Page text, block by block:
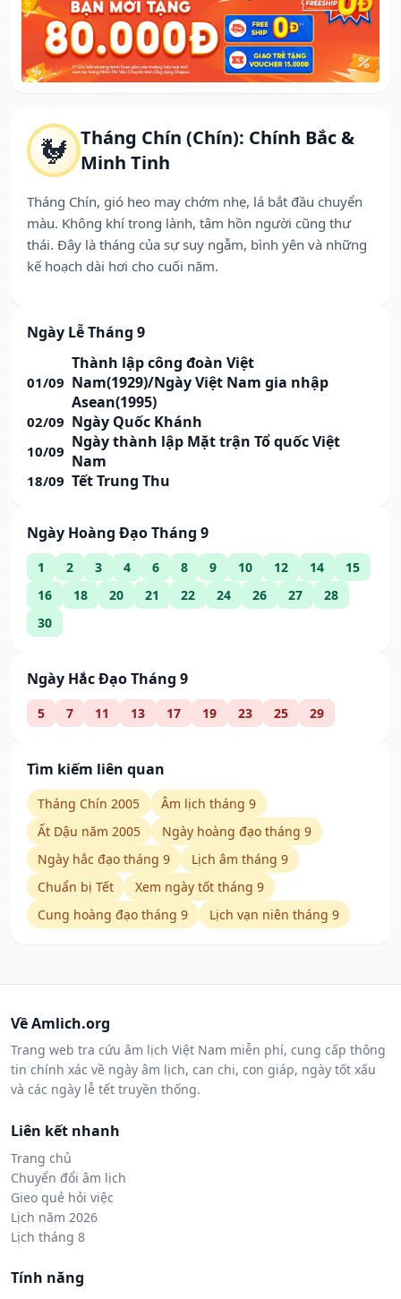
🐓 Tháng Chín (Chín): Chính Bắc &
Minh Tinh
Tháng Chín, gió heo may chớm nhẹ, lá bắt đầu chuyển
màu. Không khí trong lành, tâm hồn người cũng thư
thái. Đây là tháng của sự suy ngẫm, bình yên và những
kế hoạch dài hơi cho cuối năm.
Ngày Lễ Tháng 9
01/09
Thành lập công đoàn Việt
Nam(1929)/Ngày Việt Nam gia nhập
Asean(1995)
02/09 Ngày Quốc Khánh
10/09 Ngày thành lập Mặt trận Tổ quốc Việt
Nam
18/09 Tết Trung Thu
Ngày Hoàng Đạo Tháng 9
1 2 3 4 6 8 9 10 12 14
15
16
18 20 21 22 24 26 27
28
30
Ngày Hắc Đạo Tháng 9
5 7 11 13 17 19 23 25 29
Tìm kiếm liên quan
Tháng Chín 2005
Âm lịch tháng 9
Ất Dậu năm 2005
Ngày hoàng đạo tháng 9
Ngày hắc đạo tháng 9
Lịch âm tháng 9
Chuẩn bị Tết
Xem ngày tốt tháng 9
Cung hoàng đạo tháng 9
Lịch vạn niên tháng 9
Về Amlich.org
Trang web tra cứu âm lịch Việt Nam miễn phí, cung cấp thông
tin chính xác về ngày âm lịch, can chi, con giáp, ngày tốt xấu
và các ngày lễ tết truyền thống.
Liên kết nhanh
Trang chủ
Chuyển đổi âm lịch
Gieo quẻ hỏi việc
Lịch năm 2026
Lịch tháng 8
Tính năng